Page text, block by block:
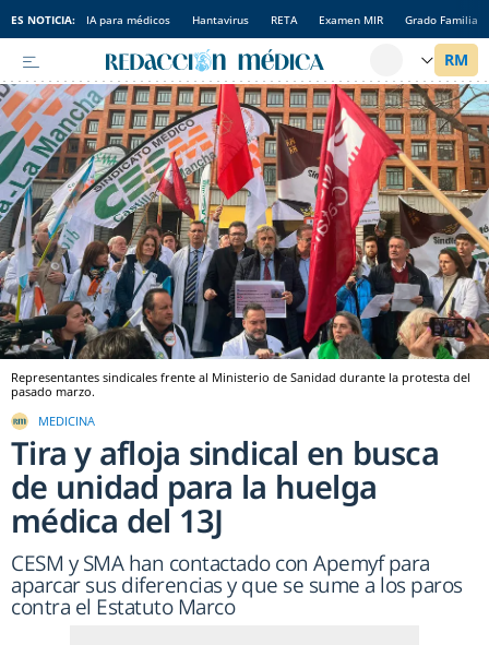
ES NOTICIA: IA para médicos Hantavirus RETA Examen MIR Grado Familia
Representantes sindicales frente al Ministerio de Sanidad durante la protesta del
pasado marzo.
MEDICINA
Tira y afloja sindical en busca
de unidad para la huelga
médica del 13J
CESM y SMA han contactado con Apemyf para
aparcar sus diferencias y que se sume a los paros
contra el Estatuto Marco